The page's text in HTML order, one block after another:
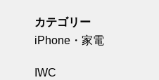
カテゴリー
iPhone・家電
IWC